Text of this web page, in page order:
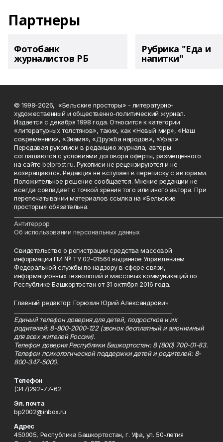
Партнеры
Фотобанк
журналистов РБ
Рубрика "Еда и
напитки"
© 1998-2026, «Бельские просторы» - литературно-
художественный и общественно-политический журнал.
Издается с декабря 1998 года. Относится к категории
«литературных толстяков», таких, как «Новый мир», «Наш
современник», «Знамя», «Дружба народов», «Урал».
Передавая рукописи в редакцию журнала, авторы
соглашаются с условиями договора оферты, размещенного
на сайтеbelprost.ru. Рукописи не рецензируются и не
возвращаются. Редакция не вступает в переписку с авторами.
Положительное решение сообщается. Мнение редакции не
всегда совпадает с точкой зрения того или иного автора. При
перепечатывании материалов ссылка на «Бельские
просторы» обязательна.
Антитеррор
Об использовании персональных данных
Свидетельство о регистрации средства массовой
информации ПИ № ТУ 02-01564 выданное Управлением
Федеральной службы по надзору в сфере связи,
информационных технологий и массовых коммуникаций по
Республике Башкортостан от 31 октября 2016 года.
Главный редактор: Горюхин Юрий Александрович
Единый телефон доверия для детей, подростков и их
родителей: 8-800-2000-122 (звонок бесплатный и анонимный
для всех жителей России).
Телефон доверия Республики Башкортостан: 8 (800) 700-01-83.
Телефон психологической поддержки детей и родителей: 8-
800-347-5000.
Телефон
(347)292-77-62
Эл. почта
bp2002@inbox.ru
Адрес
450005, Республика Башкортостан, г. Уфа, ул. 50-летия